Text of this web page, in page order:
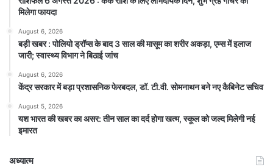
मिलेगा फायदा
August 6, 2026
बड़ी खबर : पोलियो ड्रॉप्स के बाद 3 साल की मासूम का शरीर अकड़ा, एम्स में इलाज
जारी; स्वास्थ्य विभाग ने बिठाई जांच
August 6, 2026
केंद्र सरकार में बड़ा प्रशासनिक फेरबदल, डॉ. टी.वी. सोमनाथन बने नए कैबिनेट सचिव
August 5, 2026
यश भारत की खबर का असर: तीन साल का दर्द होगा खत्म, स्कूल को जल्द मिलेगी नई
इमारत
अध्यात्म